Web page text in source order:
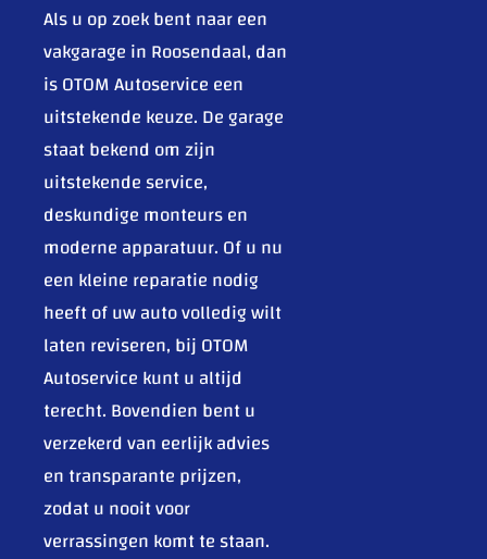
Als u op zoek bent naar een
vakgarage in Roosendaal, dan
is OTOM Autoservice een
uitstekende keuze. De garage
staat bekend om zijn
uitstekende service,
deskundige monteurs en
moderne apparatuur. Of u nu
een kleine reparatie nodig
heeft of uw auto volledig wilt
laten reviseren, bij OTOM
Autoservice kunt u altijd
terecht. Bovendien bent u
verzekerd van eerlijk advies
en transparante prijzen,
zodat u nooit voor
verrassingen komt te staan.